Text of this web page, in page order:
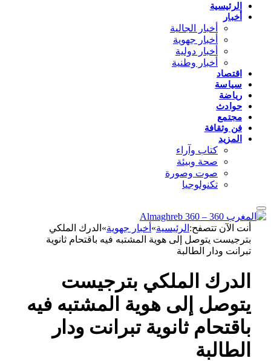
الرئيسية
أخبار
أخبار الجالية
أخبار جهوية
أخبار دولية
أخبار وطنية
اقتصاد
سياسة
رياضة
حوادث
مجتمع
فن وثقافة
المزيد
كتاب وآراء
صحة وبيئة
صوت وصورة
تكنولوجيا
أنت الآن تتصفح: الرئيسية» أخبار جهوية» الدرك الملكي
بترجيست يتوصل إلى هوية المشتبه فيه باقتحام ثانوية
تبرانت ودار الطالبة
الدرك الملكي بترجيست
يتوصل إلى هوية المشتبه فيه
باقتحام ثانوية تبرانت ودار
الطالبة